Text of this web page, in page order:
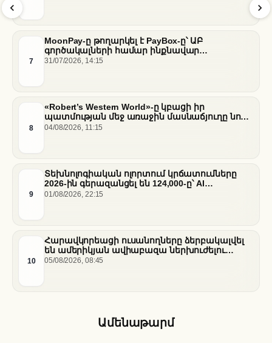
7
MoonPay-ը թողարկել է PayBox-ը՝ ԱԲ
գործակալների համար ինքնավար
ֆինանսական գործարքներ ապահովելու
31/07/2026, 14:15
8
«Robert’s Western World»-ը կբացի իր
պատմության մեջ առաջին մասնաճյուղը նոր
«Nissan Stadium» մարզադաշտում
04/08/2026, 11:15
9
Տեխնոլոգիական ոլորտում կրճատումները
2026-ին գերազանցել են 124,000-ը՝ AI
ենթակառուցվածքների վերաբաշխման ֆոնին
01/08/2026, 22:15
10
Հարավկորեացի ուսանողները ձերբակալվել
են ամերիկյան ավիաբազա ներխուժելու
համար
05/08/2026, 08:45
Ամենաթարմ